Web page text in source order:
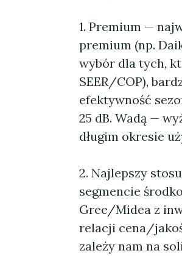
1. Premium —
premium (np.
wybór dla tych,
SEER/COP),
efektywność
25 dB. Wadą —
długim okresie
2. Najlepszy
segmencie
Gree/Midea z
relacji cena/
zależy nam na